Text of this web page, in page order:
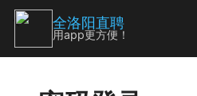
全洛阳直聘
用app更方便！